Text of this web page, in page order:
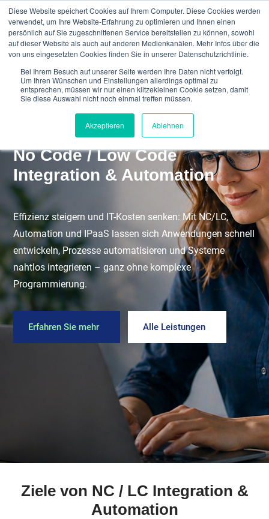
Diese Website speichert Cookies auf Ihrem Computer. Diese Cookies werden
verwendet, um Ihre Website-Erfahrung zu optimieren und Ihnen einen
persönlich auf Sie zugeschnittenen Service bereitstellen zu können, sowohl
auf dieser Website als auch auf anderen Medienkanälen. Mehr Infos über die
von uns eingesetzten Cookies finden Sie in unserer Datenschutzrichtlinie.
Bei Ihrem Besuch auf unserer Seite werden Ihre Daten nicht verfolgt.
Um Ihren Wünschen und Einstellungen allerdings optimal zu
entsprechen, müssen wir nur einen klitzekleinen Cookie setzen, damit
Sie diese Auswahl nicht noch einmal treffen müssen.
Akzeptieren Ablehnen
No Code / Low Code
Integration & Automation
Effizienz steigern und IT-Kosten senken: Mit NC/LC,
Automation und IPaaS lassen sich Anwendungen schnell
entwickeln, Prozesse automatisieren und Systeme
nahtlos integrieren – ganz ohne komplexe
Programmierung.
Erfahren Sie mehr Alle Leistungen
Ziele von NC / LC Integration &
Automation